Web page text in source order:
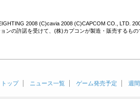
2008 (C)cavia 2008 (C)CAPCOM CO., LTD.
ンの許諾を受けて、(株)カプコンが製造・販売するもの
トップ ニュース一覧 ゲーム発売予定 週